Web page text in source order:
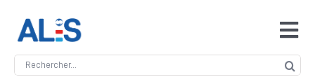
content
Search
Accueil